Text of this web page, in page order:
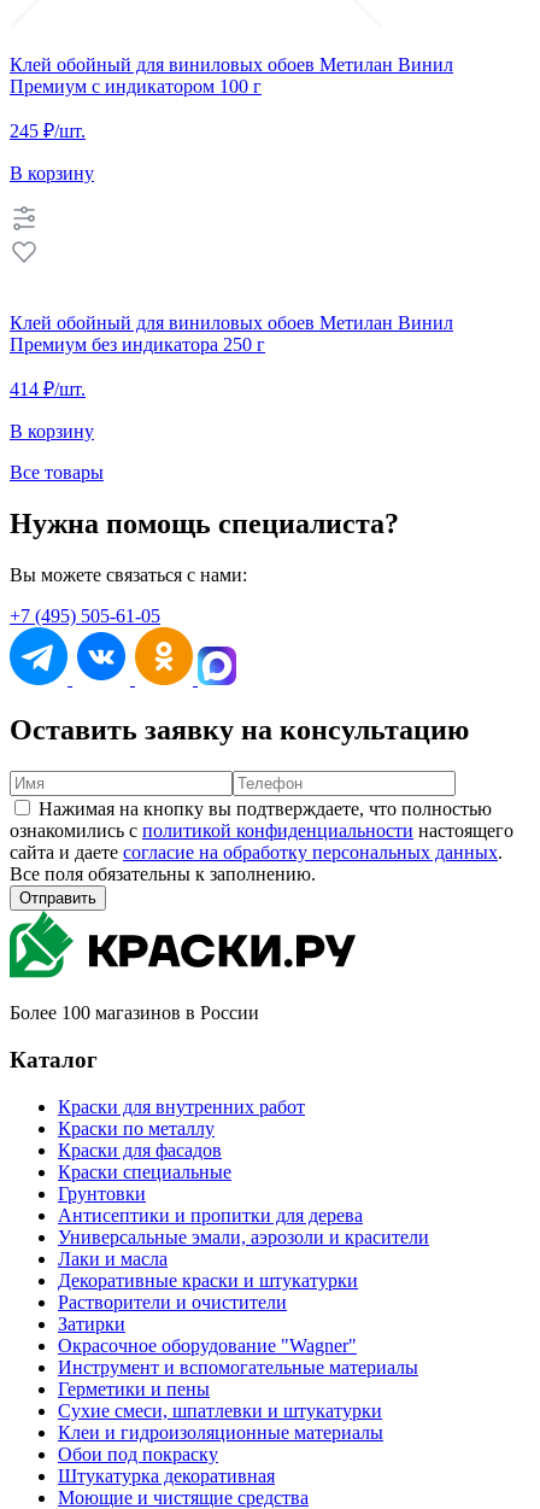
Клей обойный для виниловых обоев Метилан Винил
Премиум с индикатором 100 г
245 ₽/шт.
В корзину
Клей обойный для виниловых обоев Метилан Винил
Премиум без индикатора 250 г
414 ₽/шт.
В корзину
Все товары
Нужна помощь специалиста?
Вы можете связаться с нами:
+7 (495) 505-61-05
Оставить заявку на консультацию
Нажимая на кнопку вы подтверждаете, что полностью
ознакомились с политикой конфиденциальности настоящего
сайта и даете согласие на обработку персональных данных.
Все поля обязательны к заполнению.
Отправить
Более 100 магазинов в России
Каталог
Краски для внутренних работ
Краски по металлу
Краски для фасадов
Краски специальные
Грунтовки
Антисептики и пропитки для дерева
Универсальные эмали, аэрозоли и красители
Лаки и масла
Декоративные краски и штукатурки
Растворители и очистители
Затирки
Окрасочное оборудование "Wagner"
Инструмент и вспомогательные материалы
Герметики и пены
Сухие смеси, шпатлевки и штукатурки
Клеи и гидроизоляционные материалы
Обои под покраску
Штукатурка декоративная
Моющие и чистящие средства